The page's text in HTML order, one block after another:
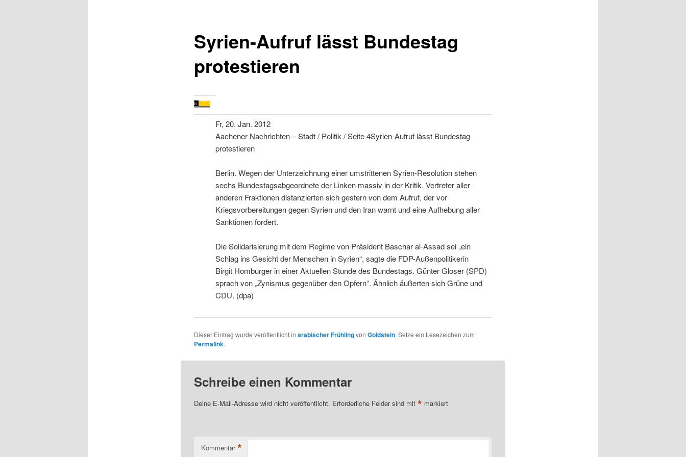
Syrien-Aufruf lässt Bundestag
protestieren
Fr, 20. Jan. 2012
Aachener Nachrichten – Stadt / Politik / Seite 4Syrien-Aufruf lässt Bundestag
protestieren
Berlin. Wegen der Unterzeichnung einer umstrittenen Syrien-Resolution stehen
sechs Bundestagsabgeordnete der Linken massiv in der Kritik. Vertreter aller
anderen Fraktionen distanzierten sich gestern von dem Aufruf, der vor
Kriegsvorbereitungen gegen Syrien und den Iran warnt und eine Aufhebung aller
Sanktionen fordert.
Die Solidarisierung mit dem Regime von Präsident Baschar al-Assad sei „ein
Schlag ins Gesicht der Menschen in Syrien“, sagte die FDP-Außenpolitikerin
Birgit Homburger in einer Aktuellen Stunde des Bundestags. Günter Gloser (SPD)
sprach von „Zynismus gegenüber den Opfern“. Ähnlich äußerten sich Grüne und
CDU. (dpa)
Dieser Eintrag wurde veröffentlicht in arabischer Frühlingvon Goldstein. Setze ein Lesezeichen zum
Permalink.
Schreibe einen Kommentar
Deine E-Mail-Adresse wird nicht veröffentlicht. Erforderliche Felder sind mit * markiert
Kommentar *